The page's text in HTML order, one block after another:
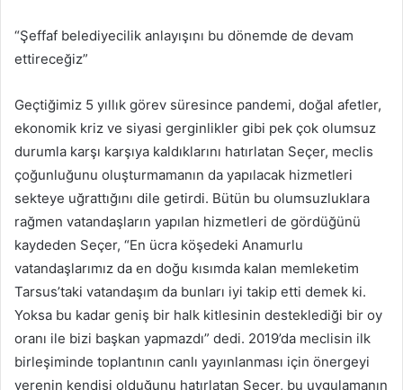
“Şeffaf belediyecilik anlayışını bu dönemde de devam
ettireceğiz”
Geçtiğimiz 5 yıllık görev süresince pandemi, doğal afetler,
ekonomik kriz ve siyasi gerginlikler gibi pek çok olumsuz
durumla karşı karşıya kaldıklarını hatırlatan Seçer, meclis
çoğunluğunu oluşturmamanın da yapılacak hizmetleri
sekteye uğrattığını dile getirdi. Bütün bu olumsuzluklara
rağmen vatandaşların yapılan hizmetleri de gördüğünü
kaydeden Seçer, “En ücra köşedeki Anamurlu
vatandaşlarımız da en doğu kısımda kalan memleketim
Tarsus’taki vatandaşım da bunları iyi takip etti demek ki.
Yoksa bu kadar geniş bir halk kitlesinin desteklediği bir oy
oranı ile bizi başkan yapmazdı” dedi. 2019’da meclisin ilk
birleşiminde toplantının canlı yayınlanması için önergeyi
verenin kendisi olduğunu hatırlatan Seçer, bu uygulamanın